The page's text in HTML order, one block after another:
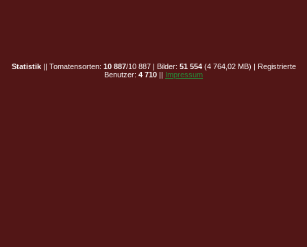
Statistik|| Tomatensorten: 10 887/10 887 | Bilder: 51 554(4 764,02 MB) | Registrierte
Benutzer: 4 710 || Impressum